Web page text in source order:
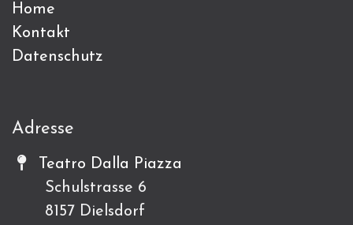
Home
Kontakt
Datenschutz
Adresse
Teatro Dalla Piazza
Schulstrasse 6
8157 Dielsdorf